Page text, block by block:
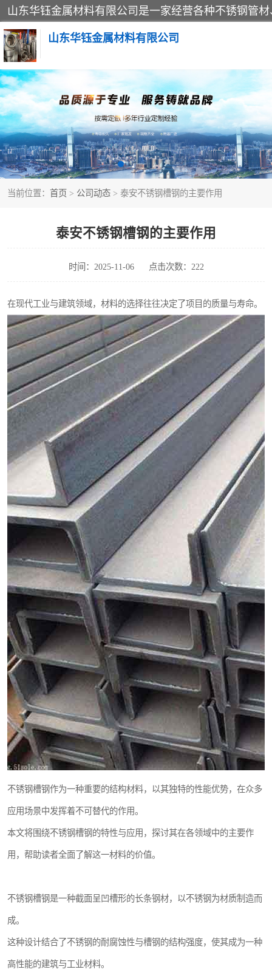
山东华钰金属材料有限公司
当前位置： 首页 > 公司动态 > 泰安不锈钢槽钢的主要作用
泰安不锈钢槽钢的主要作用
时间：2025-11-06 点击次数：222
在现代工业与建筑领域，材料的选择往往决定了项目的质量与寿命。
不锈钢槽钢作为一种重要的结构材料，以其独特的性能优势，在众多
应用场景中发挥着不可替代的作用。
本文将围绕不锈钢槽钢的特性与应用，探讨其在各领域中的主要作
用，帮助读者全面了解这一材料的价值。
不锈钢槽钢是一种截面呈凹槽形的长条钢材，以不锈钢为材质制造而
成。
这种设计结合了不锈钢的耐腐蚀性与槽钢的结构强度，使其成为一种
高性能的建筑与工业材料。
不锈钢管
管件标准件
不锈钢人孔
不锈钢角钢
不锈钢板
不锈钢扁钢